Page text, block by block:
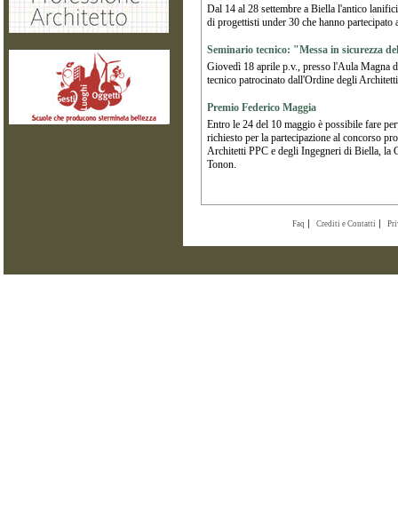
Dal 14 al 28 settembre a Biella l'antico
di progettisti under 30 che hanno
Seminario tecnico: "Messa in sicurezza
Giovedì 18 aprile p.v., presso l'Aula Magna
tecnico patrocinato dall'Ordine degli
Premio Federico Maggia
Entro le 24 del 10 maggio è possibile fare
richiesto per la partecipazione al concorso
Architetti PPC e degli Ingegneri di Biella, la
Tonon.
Faq Crediti e Contatti